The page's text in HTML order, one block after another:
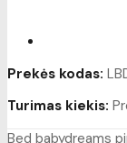
Prekės kodas:
Turimas kiekis:
Bed babydreams